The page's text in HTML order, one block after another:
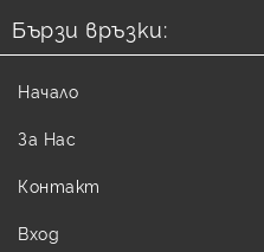
Бързи връзки:
Начало
За Нас
Контакт
Вход